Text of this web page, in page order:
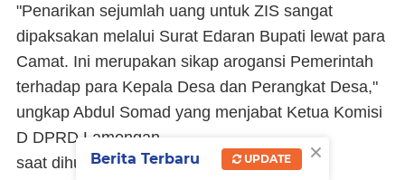
"Penarikan sejumlah uang untuk ZIS sangat
dipaksakan melalui Surat Edaran Bupati lewat para
Camat. Ini merupakan sikap arogansi Pemerintah
terhadap para Kepala Desa dan Perangkat Desa,"
ungkap Abdul Somad yang menjabat Ketua Komisi
D DPRD Lamongan
saat dihubungi Selasa (25/8/2020).
×
Berita Terbaru UPDATE